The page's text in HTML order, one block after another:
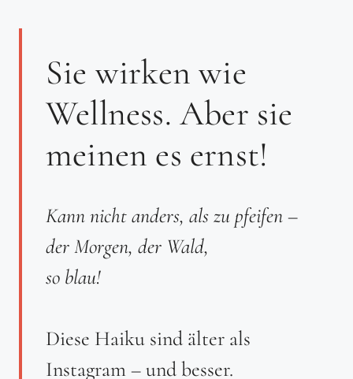
Sie wirken wie
Wellness. Aber sie
meinen es ernst!
Kann nicht anders, als zu pfeifen –
der Morgen, der Wald,
so blau!
Diese Haiku sind älter als
Instagram – und besser.